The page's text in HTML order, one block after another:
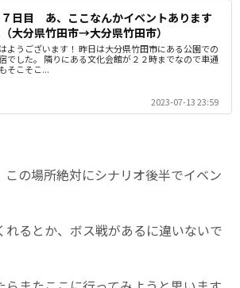
７日目 あ、ここなんかイベントあります
大分県竹田市→大分県竹田市）
ようございます！ 昨日は大分県竹田市にある公園での
でした。 隣りにある文化会館が２２時までなので車通
そこそこ...
2023-07-13 23:59
の場所絶対にシナリオ後半でイベン
れるとか、ボス戦があるに違いないで